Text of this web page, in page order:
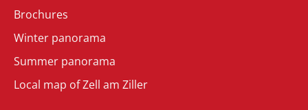
Brochures
Winter panorama
Summer panorama
Local map of Zell am Ziller